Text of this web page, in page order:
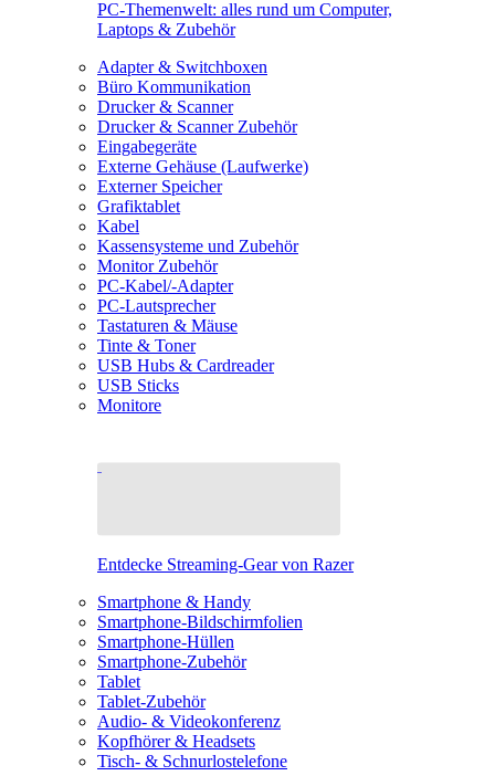
PC-Themenwelt: alles rund um Computer,
Laptops & Zubehör
Adapter & Switchboxen
Büro Kommunikation
Drucker & Scanner
Drucker & Scanner Zubehör
Eingabegeräte
Externe Gehäuse (Laufwerke)
Externer Speicher
Grafiktablet
Kabel
Kassensysteme und Zubehör
Monitor Zubehör
PC-Kabel/-Adapter
PC-Lautsprecher
Tastaturen & Mäuse
Tinte & Toner
USB Hubs & Cardreader
USB Sticks
Monitore
Entdecke Streaming-Gear von Razer
Smartphone & Handy
Smartphone-Bildschirmfolien
Smartphone-Hüllen
Smartphone-Zubehör
Tablet
Tablet-Zubehör
Audio- & Videokonferenz
Kopfhörer & Headsets
Tisch- & Schnurlostelefone